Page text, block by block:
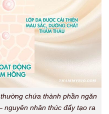
chứa thành phần ngăn
nguyên nhân thúc đẩy tạo ra